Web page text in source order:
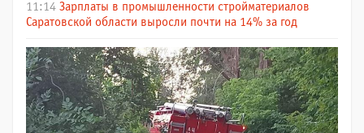
11:14 Зарплаты в промышленности стройматериалов
Саратовской области выросли почти на 14% за год